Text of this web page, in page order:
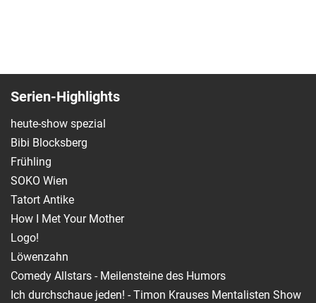
Serien-Highlights
heute-show spezial
Bibi Blocksberg
Frühling
SOKO Wien
Tatort Antike
How I Met Your Mother
Logo!
Löwenzahn
Comedy Allstars - Meilensteine des Humors
Ich durchschaue jeden! - Timon Krauses Mentalisten Show